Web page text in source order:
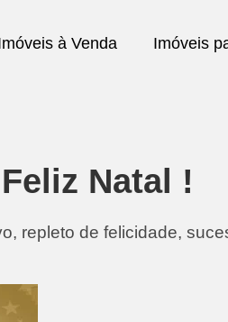
à Venda Imóveis
Natal !
repleto de felicidade,